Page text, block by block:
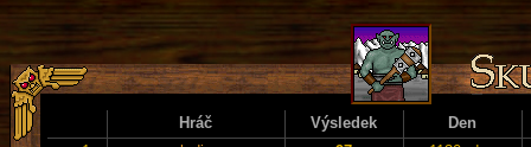
Hráč Výsledek
Den